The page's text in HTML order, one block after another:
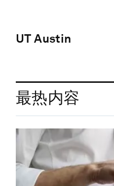
UT Austin
最热内容